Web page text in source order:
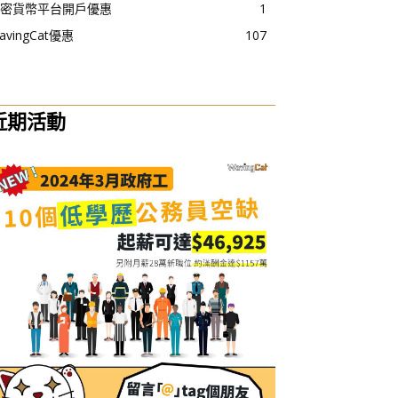
貨幣平台開戶優惠
1
優惠
107
期活動